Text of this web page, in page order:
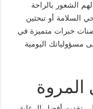
الشعور بالراحة
السلامة أو تبحثين
خبرات متميزة في
مسؤولياتك اليومية